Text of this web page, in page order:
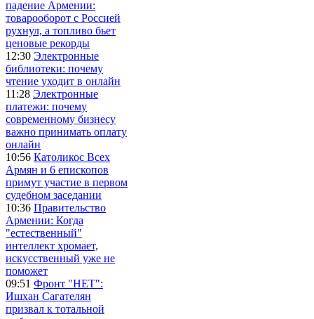
падение Армении:
товарооборот с Россией
рухнул, а топливо бьет
ценовые рекорды
12:30 Электронные
библиотеки: почему
чтение уходит в онлайн
11:28 Электронные
платежи: почему
современному бизнесу
важно принимать оплату
онлайн
10:56 Католикос Всех
Армян и 6 епископов
примут участие в первом
судебном заседании
10:36 Правительство
Армении: Когда
"естественный"
интеллект хромает,
искусственный уже не
поможет
09:51 Фронт "НЕТ":
Ишхан Сагателян
призвал к тотальной